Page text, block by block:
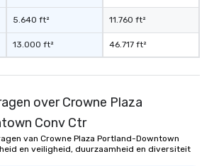
5.640 ft²
13.000 ft²
11.760 ft²
46.717 ft²
over Crowne Plaza
Conv Ctr
van Crowne Plaza Portland-Downtown
en veiligheid, duurzaamheid en diversiteit